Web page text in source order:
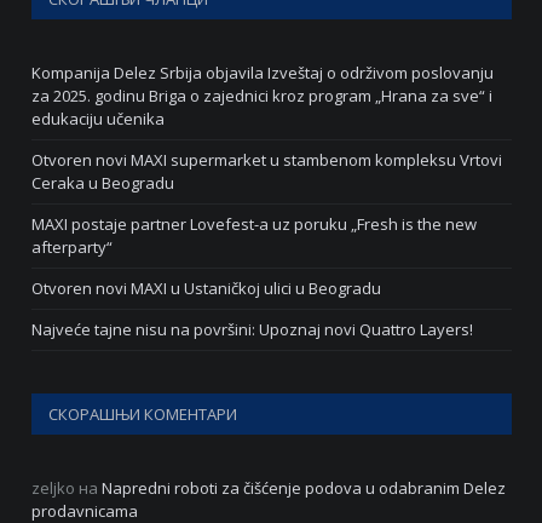
Kompanija Delez Srbija objavila Izveštaj o održivom poslovanju
za 2025. godinu Briga o zajednici kroz program „Hrana za sve“ i
edukaciju učenika
Otvoren novi MAXI supermarket u stambenom kompleksu Vrtovi
Ceraka u Beogradu
MAXI postaje partner Lovefest-a uz poruku „Fresh is the new
afterparty“
Otvoren novi MAXI u Ustaničkoj ulici u Beogradu
Najveće tajne nisu na površini: Upoznaj novi Quattro Layers!
СКОРАШЊИ КОМЕНТАРИ
zeljko на Napredni roboti za čišćenje podova u odabranim Delez
prodavnicama